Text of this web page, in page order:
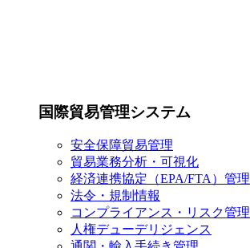
国際貿易管理システム
安全保障貿易管理
貿易業務分析・可視化
経済連携協定（EPA/FTA）管理
法令・規制情報
コンプライアンス・リスク管理
人権デューデリジェンス